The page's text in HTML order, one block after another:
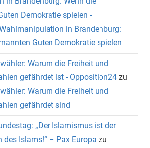
Demokratie spielen -
Wahlmanipulation in Brandenburg:
Guten Demokratie spielen
Warum die Freiheit und
gefährdet ist - Opposition24 zu
Warum die Freiheit und
gefährdet sind
„Der Islamismus ist der
des Islams!“ – Pax Europa zu